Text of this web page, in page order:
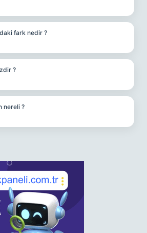
fark nedir ?
?
nereli ?